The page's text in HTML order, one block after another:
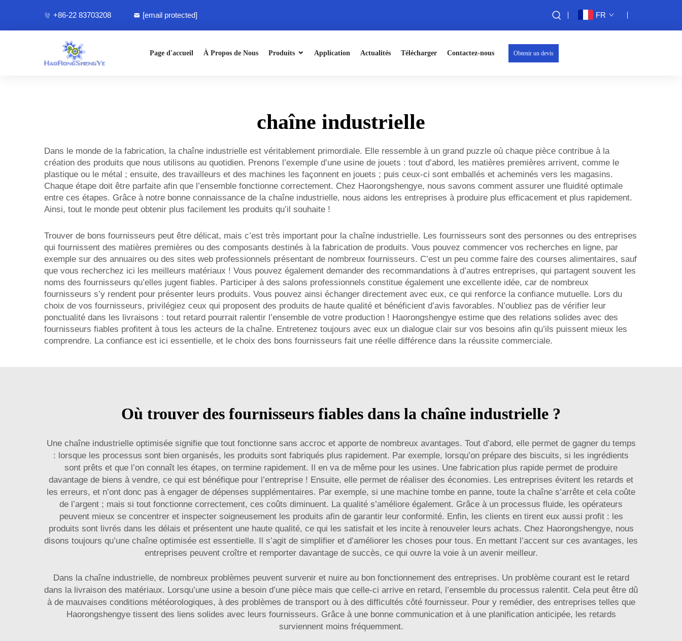
+86-22 83703208 [email protected] FR
Page d'accueil À Propos de Nous Produits Application Actualités Télécharger Contactez-nous Obtenir un devis
chaîne industrielle
Dans le monde de la fabrication, la chaîne industrielle est véritablement primordiale. Elle ressemble à un grand puzzle où chaque pièce contribue à la
création des produits que nous utilisons au quotidien. Prenons l’exemple d’une usine de jouets : tout d’abord, les matières premières arrivent, comme le
plastique ou le métal ; ensuite, des travailleurs et des machines les façonnent en jouets ; puis ceux-ci sont emballés et acheminés vers les magasins.
Chaque étape doit être parfaite afin que l’ensemble fonctionne correctement. Chez Haorongshengye, nous savons comment assurer une fluidité optimale
entre ces étapes. Grâce à notre bonne connaissance de la chaîne industrielle, nous aidons les entreprises à produire plus efficacement et plus rapidement.
Ainsi, tout le monde peut obtenir plus facilement les produits qu’il souhaite !
Trouver de bons fournisseurs peut être délicat, mais c’est très important pour la chaîne industrielle. Les fournisseurs sont des personnes ou des entreprises
qui fournissent des matières premières ou des composants destinés à la fabrication de produits. Vous pouvez commencer vos recherches en ligne, par
exemple sur des annuaires ou des sites web professionnels présentant de nombreux fournisseurs. C’est un peu comme faire des courses alimentaires, sauf
que vous recherchez ici les meilleurs matériaux ! Vous pouvez également demander des recommandations à d’autres entreprises, qui partagent souvent les
noms des fournisseurs qu’elles jugent fiables. Participer à des salons professionnels constitue également une excellente idée, car de nombreux
fournisseurs s’y rendent pour présenter leurs produits. Vous pouvez ainsi échanger directement avec eux, ce qui renforce la confiance mutuelle. Lors du
choix de vos fournisseurs, privilégiez ceux qui proposent des produits de haute qualité et bénéficient d’avis favorables. N’oubliez pas de vérifier leur
ponctualité dans les livraisons : tout retard pourrait ralentir l’ensemble de votre production ! Haorongshengye estime que des relations solides avec des
fournisseurs fiables profitent à tous les acteurs de la chaîne. Entretenez toujours avec eux un dialogue clair sur vos besoins afin qu’ils puissent mieux les
comprendre. La confiance est ici essentielle, et le choix des bons fournisseurs fait une réelle différence dans la réussite commerciale.
Où trouver des fournisseurs fiables dans la chaîne industrielle ?
Une chaîne industrielle optimisée signifie que tout fonctionne sans accroc et apporte de nombreux avantages. Tout d’abord, elle permet de gagner du temps
: lorsque les processus sont bien organisés, les produits sont fabriqués plus rapidement. Par exemple, lorsqu’on prépare des biscuits, si les ingrédients
sont prêts et que l’on connaît les étapes, on termine rapidement. Il en va de même pour les usines. Une fabrication plus rapide permet de produire
davantage de biens à vendre, ce qui est bénéfique pour l’entreprise ! Ensuite, elle permet de réaliser des économies. Les entreprises évitent les retards et
les erreurs, et n’ont donc pas à engager de dépenses supplémentaires. Par exemple, si une machine tombe en panne, toute la chaîne s’arrête et cela coûte
de l’argent ; mais si tout fonctionne correctement, ces coûts diminuent. La qualité s’améliore également. Grâce à un processus fluide, les opérateurs
peuvent mieux se concentrer et inspecter soigneusement les produits afin de garantir leur conformité. Enfin, les clients en tirent eux aussi profit : les
produits sont livrés dans les délais et présentent une haute qualité, ce qui les satisfait et les incite à renouveler leurs achats. Chez Haorongshengye, nous
disons toujours qu’une chaîne optimisée est essentielle. Il s’agit de simplifier et d’améliorer les choses pour tous. En mettant l’accent sur ces avantages, les
entreprises peuvent croître et remporter davantage de succès, ce qui ouvre la voie à un avenir meilleur.
Dans la chaîne industrielle, de nombreux problèmes peuvent survenir et nuire au bon fonctionnement des entreprises. Un problème courant est le retard
dans la livraison des matériaux. Lorsqu’une usine a besoin d’une pièce mais que celle-ci arrive en retard, l’ensemble du processus ralentit. Cela peut être dû
à de mauvaises conditions météorologiques, à des problèmes de transport ou à des difficultés côté fournisseur. Pour y remédier, des entreprises telles que
Haorongshengye tissent des liens solides avec leurs fournisseurs. Grâce à une bonne communication et à une planification anticipée, les retards
surviennent moins fréquemment.